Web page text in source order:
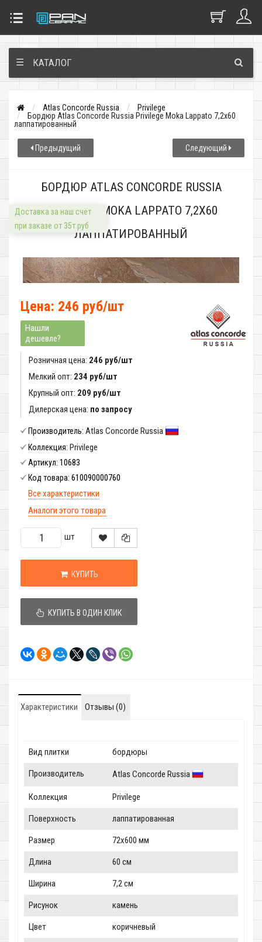
☰ КАТАЛОГ
Atlas Concorde Russia
Privilege
Бордюр Atlas Concorde Russia Privilege Moka Lappato 7,2x60
лаппатированный
Предыдущий Следующий
БОРДЮР ATLAS CONCORDE RUSSIA
PRIVILEGE MOKA LAPPATO 7,2X60
ЛАППАТИРОВАННЫЙ
Доставка за наш счёт
при заказе от 35т.руб
Цена: 246 руб/шт
Нашли
дешевле?
Розничная цена: 246 руб/шт
Мелкий опт: 234 руб/шт
Крупный опт: 209 руб/шт
Дилерская цена: по запросу
Производитель: Atlas Concorde Russia
Коллекция: Privilege
Артикул: 10683
Код товара: 610090000760
Все характеристики
Аналоги этого товара
шт
КУПИТЬ
КУПИТЬ В ОДИН КЛИК
Характеристики Отзывы (0)
Вид плитки бордюры
Производитель Atlas Concorde Russia
Коллекция Privilege
Поверхность лаппатированная
Размер 72x600 мм
Длина 60 см
Ширина 7,2 см
Рисунок камень
Цвет коричневый